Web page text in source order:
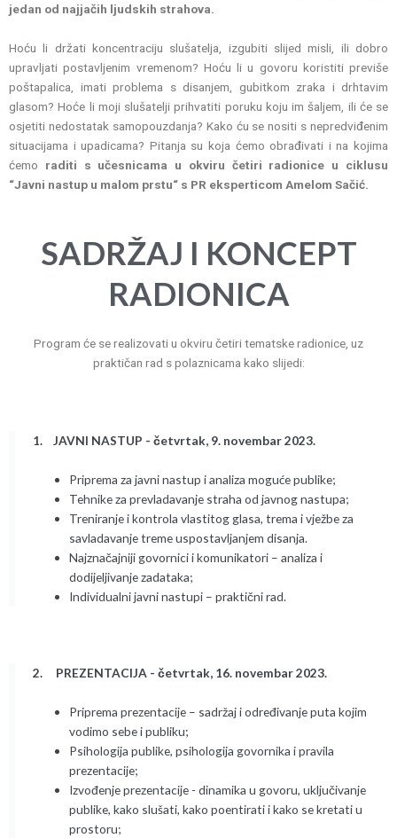
jedan od najjačih ljudskih strahova.
Hoću li držati koncentraciju slušatelja, izgubiti slijed misli, ili dobro
upravljati postavljenim vremenom? Hoću li u govoru koristiti previše
poštapalica, imati problema s disanjem, gubitkom zraka i drhtavim
glasom? Hoće li moji slušatelji prihvatiti poruku koju im šaljem, ili će se
osjetiti nedostatak samopouzdanja? Kako ću se nositi s nepredviđenim
situacijama i upadicama? Pitanja su koja ćemo obrađivati i na kojima
ćemo raditi s učesnicama u okviru četiri radionice u ciklusu
“Javni nastup u malom prstu“ s PR eksperticom Amelom Sačić.
SADRŽAJ I KONCEPT
RADIONICA
Program će se realizovati u okviru četiri tematske radionice, uz
praktičan rad s polaznicama kako slijedi:
1. JAVNI NASTUP - četvrtak, 9. novembar 2023.
Priprema za javni nastup i analiza moguće publike;
Tehnike za prevladavanje straha od javnog nastupa;
Treniranje i kontrola vlastitog glasa, trema i vježbe za
savladavanje treme uspostavljanjem disanja.
Najznačajniji govornici i komunikatori – analiza i
dodijeljivanje zadataka;
Individualni javni nastupi – praktični rad.
2. PREZENTACIJA - četvrtak, 16. novembar 2023.
Priprema prezentacije – sadržaj i određivanje puta kojim
vodimo sebe i publiku;
Psihologija publike, psihologija govornika i pravila
prezentacije;
Izvođenje prezentacije - dinamika u govoru, uključivanje
publike, kako slušati, kako poentirati i kako se kretati u
prostoru;